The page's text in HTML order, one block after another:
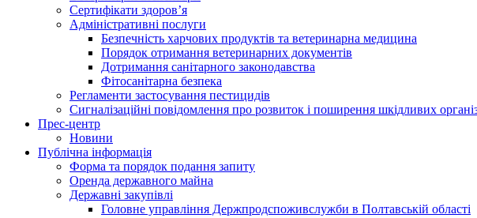
Сертифікати здоров’я
Адміністративні послуги
Безпечність харчових продуктів та ветеринарна медицина
Порядок отримання ветеринарних документів
Дотримання санітарного законодавства
Фітосанітарна безпека
Регламенти застосування пестицидів
Сигналізаційні повідомлення про розвиток і поширення шкідливих
Прес-центр
Новини
Публічна інформація
Форма та порядок подання запиту
Оренда державного майна
Державні закупівлі
Головне управління Держпродспоживслужби в Полтавській області